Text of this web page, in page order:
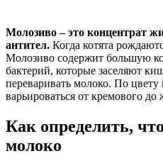
Молозиво – это концентрат
антител. Когда котята
Молозиво содержит большую
бактерий, которые заселяют
переваривать молоко. По
варьироваться от кремового до
Как определить,
молоко